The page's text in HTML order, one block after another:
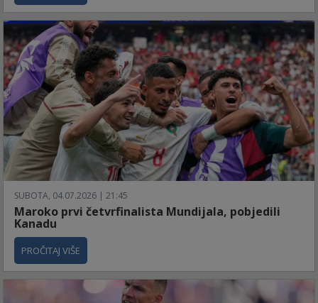
SUBOTA, 04.07.2026 | 21:45
Maroko prvi četvrfinalista Mundijala, pobjedili
Kanadu
PROČITAJ VIŠE